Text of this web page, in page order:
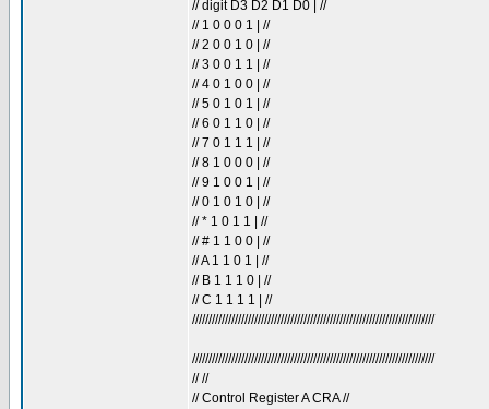
// digit D3 D2 D1 D0 | //
// 1 0 0 0 1 | //
// 2 0 0 1 0 | //
// 3 0 0 1 1 | //
// 4 0 1 0 0 | //
// 5 0 1 0 1 | //
// 6 0 1 1 0 | //
// 7 0 1 1 1 | //
// 8 1 0 0 0 | //
// 9 1 0 0 1 | //
// 0 1 0 1 0 | //
// * 1 0 1 1 | //
// # 1 1 0 0 | //
// A 1 1 0 1 | //
// B 1 1 1 0 | //
// C 1 1 1 1 | //
//////////////////////////////////////////////////////////////////////////
//////////////////////////////////////////////////////////////////////////
// //
// Control Register A CRA //